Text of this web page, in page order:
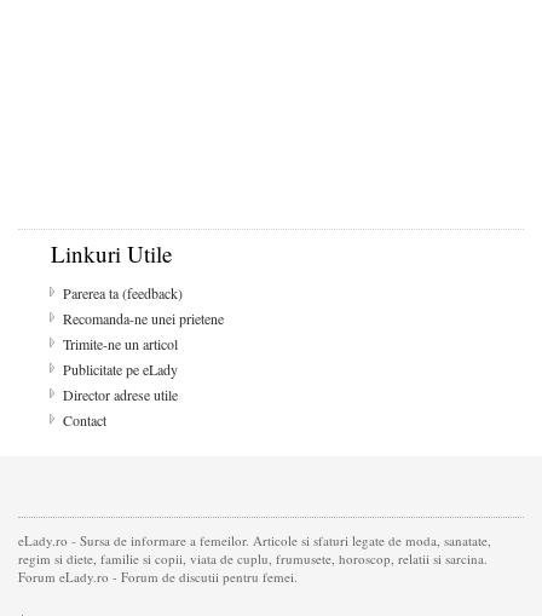
Linkuri Utile
Parerea ta (feedback)
Recomanda-ne unei prietene
Trimite-ne un articol
Publicitate pe eLady
Director adrese utile
Contact
eLady.ro - Sursa de informare a femeilor. Articole si sfaturi legate de moda, sanatate,
regim si diete, familie si copii, viata de cuplu, frumusete, horoscop, relatii si sarcina.
Forum eLady.ro - Forum de discutii pentru femei.